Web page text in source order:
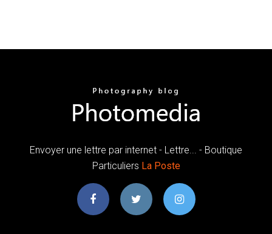
Envoyer une lettre par internet - Lettre... - Boutique
Particuliers La Poste